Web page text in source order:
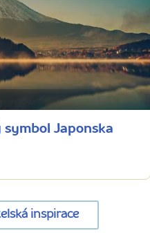
Japonska
inspirace